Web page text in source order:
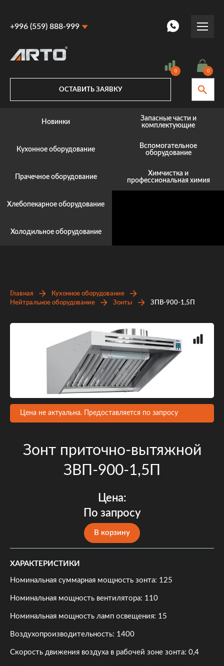
+996 (559) 888-999
+996 (559) 888-999
0 0
ОСТАВИТЬ ЗАЯВКУ
Новинки
Кухонное оборудование
Прачечное оборудование
Хлебопекарное оборудование
Холодильное оборудование
Запасные части и
комплектующие
Вспомогательное
оборудование
Химчистка и
профессиональная химия
Главная
Кухонное оборудование
Нейтральное оборудование
Зонты ЗПВ-900-1,5П
Цена не актуальна. Предоставляется по запросу
Зонт приточно-вытяжной
ЗВП-900-1,5П
Цена:
По запросу
В корзину
ХАРАКТЕРИСТИКИ
Номинальная суммарная мощность зонта: 125
Номинальная мощность вентилятора: 110
Номинальная мощность ламп освещения: 15
Воздухопроизводительность: 1400
Скорость движения воздуха в рабочей зоне зонта: 0,4